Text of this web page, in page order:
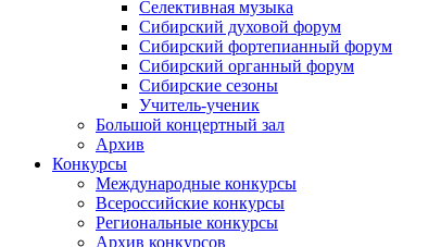
Селективная музыка
Сибирский духовой форум
Сибирский фортепианный форум
Сибирский органный форум
Сибирские сезоны
Учитель-ученик
Большой концертный зал
Архив
Конкурсы
Международные конкурсы
Всероссийские конкурсы
Региональные конкурсы
Архив конкурсов